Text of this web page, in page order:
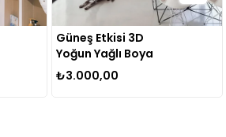
Güneş Etkisi 3D
Yoğun Yağlı Boya
Dokulu Tablo
₺3.000,00